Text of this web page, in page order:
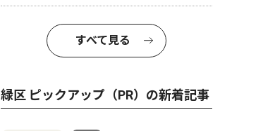
すべて見る
緑区 ピックアップ（PR）の新着記事